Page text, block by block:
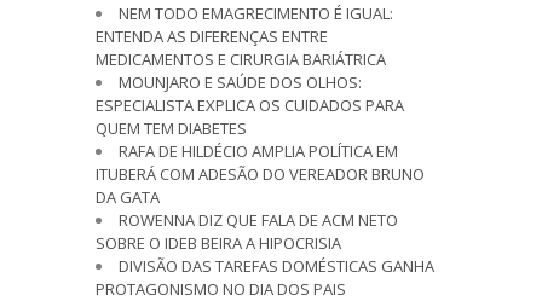
NEM TODO EMAGRECIMENTO É IGUAL:
ENTENDA AS DIFERENÇAS ENTRE
MEDICAMENTOS E CIRURGIA BARIÁTRICA
MOUNJARO E SAÚDE DOS OLHOS:
ESPECIALISTA EXPLICA OS CUIDADOS PARA
QUEM TEM DIABETES
RAFA DE HILDÉCIO AMPLIA POLÍTICA EM
ITUBERÁ COM ADESÃO DO VEREADOR BRUNO
DA GATA
ROWENNA DIZ QUE FALA DE ACM NETO
SOBRE O IDEB BEIRA A HIPOCRISIA
DIVISÃO DAS TAREFAS DOMÉSTICAS GANHA
PROTAGONISMO NO DIA DOS PAIS